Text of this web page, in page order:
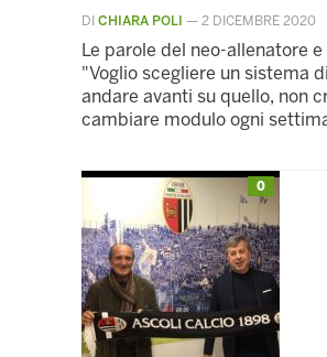
DI CHIARA POLI — 2 DICEMBRE 2020
Le parole del neo-allenatore e
"Voglio scegliere un sistema
andare avanti su quello, non
cambiare modulo ogni
0